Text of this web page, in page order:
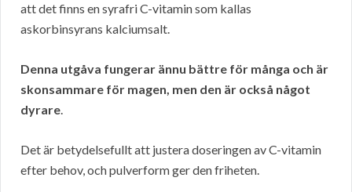
att det finns en syrafri C-vitamin som kallas
askorbinsyrans kalciumsalt.
Denna utgåva fungerar ännu bättre för många och är
skonsammare för magen, men den är också något
dyrare.
Det är betydelsefullt att justera doseringen av C-vitamin
efter behov, och pulverform ger den friheten.